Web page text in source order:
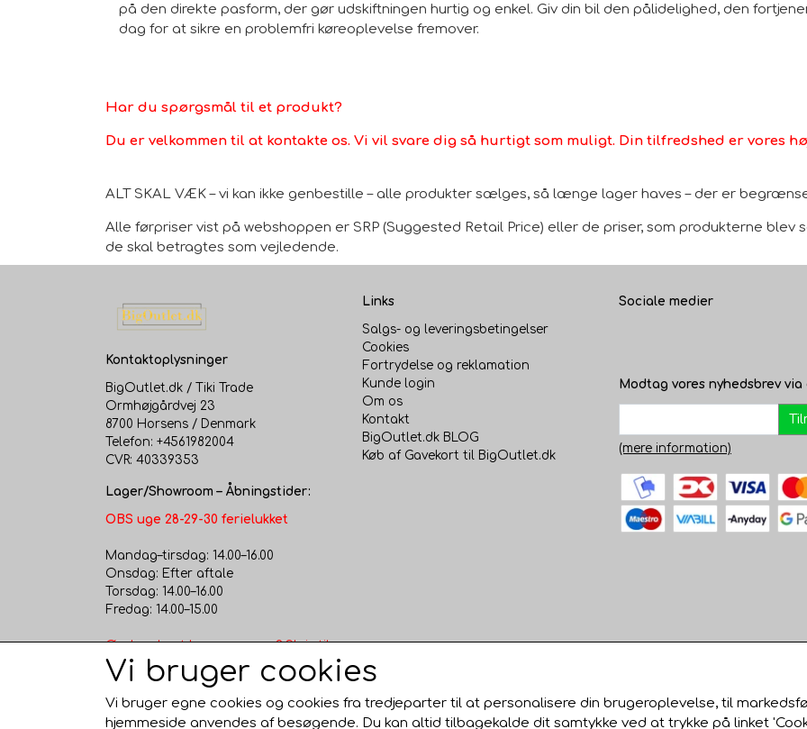
4280007840
0986023550
2280008361
252442
2280009530
på den direkte pasform, der gør udskiftningen hurtig og enkel. Giv din bil den pålidelighed, den
dag for at sikre en problemfri køreoplevelse fremover.
Har du spørgsmål til et produkt?
Du er velkommen til at kontakte os. Vi vil svare dig så hurtigt som muligt. Din tilfredshed er vores
ALT SKAL VÆK – vi kan ikke genbestille – alle produkter sælges, så længe lager haves – der er
Alle førpriser vist på webshoppen er SRP (Suggested Retail Price) eller de priser, som produkterne blev
de skal betragtes som vejledende.
Kontaktoplysninger
BigOutlet.dk / Tiki Trade
Ormhøjgårdvej 23
8700 Horsens / Denmark
Telefon: +4561982004
CVR: 40339353
Lager/Showroom – Åbningstider:
OBS uge 28-29-30 ferielukket
Mandag–tirsdag: 14.00–16.00
Onsdag: Efter aftale
Torsdag: 14.00–16.00
Fredag: 14.00–15.00
Ønsker du at komme senere? Skriv til
os – vi åbner gerne efter aftale.
Besøg vores fysiske butik/showroom
og lagersalg i Horsens – nem
parkering lige ved døren!
Links
Salgs- og leveringsbetingelser
Cookies
Fortrydelse og reklamation
Kunde login
Om os
Kontakt
BigOutlet.dk BLOG
Køb af Gavekort til BigOutlet.dk
Sociale medier
Modtag vores nyhedsbrev via
(mere information)
Vi bruger cookies
Vi bruger egne cookies og cookies fra tredjeparter til at personalisere din brugeroplevelse, til
hjemmeside anvendes af besøgende. Du kan altid tilbagekalde dit samtykke ved at trykke på linket